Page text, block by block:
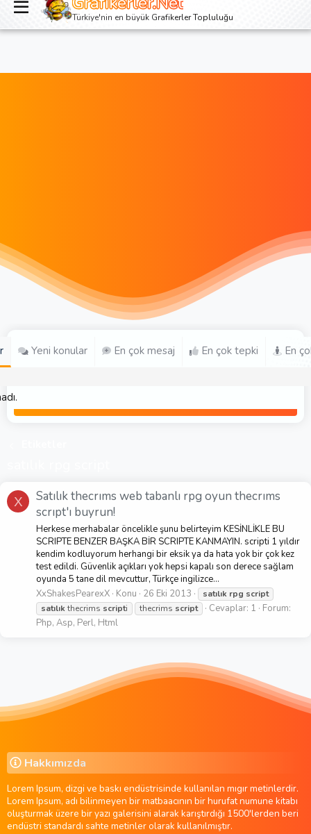
Giriş yap Kayıt ol
Türkiye'nin en büyük Grafikerler Topluluğu
Yeni konular En çok mesaj En çok tepki En
X
Satılık thecrıms web tabanlı rpg oyun thecrıms
scrıpt'ı buyrun!
Herkese merhabalar öncelikle şunu belirteyim KESİNLİKLE BU
SCRIPTE BENZER BAŞKA BİR SCRIPTE KANMAYIN. scripti 1 yıldır
kendim kodluyorum herhangi bir eksik ya da hata yok bir çok kez
test edildi. Güvenlik açıkları yok hepsi kapalı son derece sağlam
oyunda 5 tane dil mevcuttur, Türkçe ingilizce...
XxShakesPearexX Konu 26 Eki 2013 satılık rpg script
satılık thecrims scripti thecrims script Cevaplar: 1
Forum:
Php, Asp, Perl, Html
Hakkımızda
Lorem Ipsum, dizgi ve baskı endüstrisinde kullanılan mıgır metinlerdir.
Lorem Ipsum, adı bilinmeyen bir matbaacının bir hurufat numune kitabı
oluşturmak üzere bir yazı galerisini alarak karıştırdığı 1500'lerden beri
endüstri standardı sahte metinler olarak kullanılmıştır.